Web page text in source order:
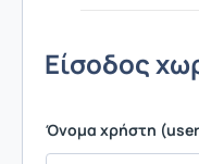
Είσοδος
Όνομα χρήστη